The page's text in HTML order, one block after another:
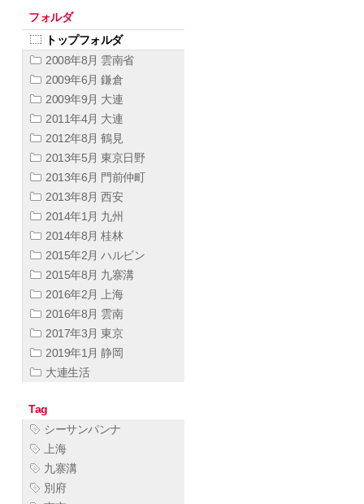
フォルダ
トップフォルダ
2008年8月 雲南省
2009年6月 鎌倉
2009年9月 大連
2011年4月 大連
2012年8月 鶴見
2013年5月 東京日野
2013年6月 門前仲町
2013年8月 西安
2014年1月 九州
2014年8月 桂林
2015年2月 ハルビン
2015年8月 九寨溝
2016年2月 上海
2016年8月 雲南
2017年3月 東京
2019年1月 静岡
大連生活
Tag
シーサンパンナ
上海
九寨溝
別府